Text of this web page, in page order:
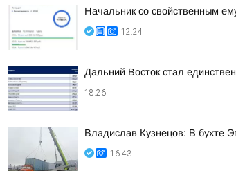
Начальник со свойственным
12:24
Дальний Восток стал
18:26
Владислав Кузнецов: В бухте
16:43